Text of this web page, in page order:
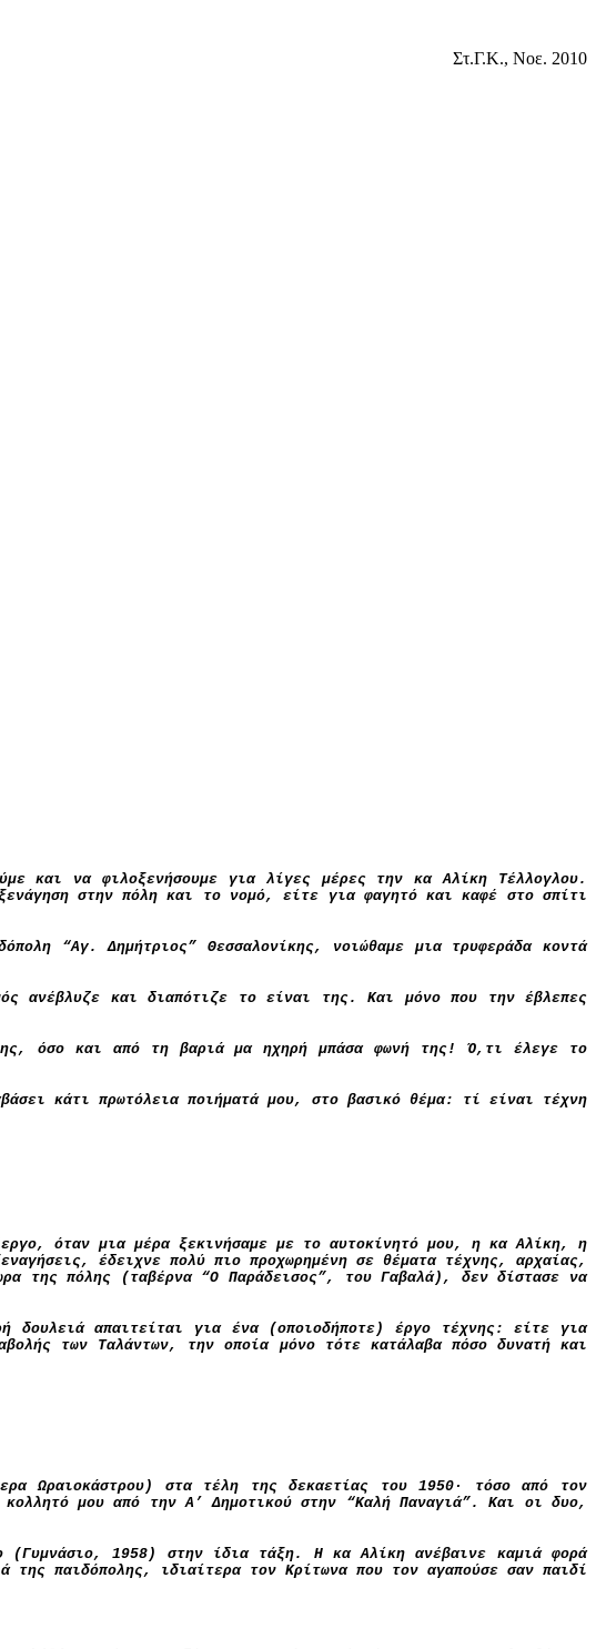
Στ.Γ.Κ., Νοε. 2010
και να φιλοξενήσουμε για λίγες μέρες την κα Αλίκη Τέλλογλου.
στην πόλη και το νομό, είτε για φαγητό και καφέ στο σπίτι
“Αγ. Δημήτριος” Θεσσαλονίκης, νοιώθαμε μια τρυφεράδα κοντά
ανέβλυζε και διαπότιζε το είναι της. Και μόνο που την έβλεπες
όσο και από τη βαριά μα ηχηρή μπάσα φωνή της! Ό,τι έλεγε το
κάτι πρωτόλεια ποιήματά μου, στο βασικό θέμα: τί είναι τέχνη
όταν μια μέρα ξεκινήσαμε με το αυτοκίνητό μου, η κα Αλίκη, η
έδειχνε πολύ πιο προχωρημένη σε θέματα τέχνης, αρχαίας,
της πόλης (ταβέρνα “Ο Παράδεισος”, του Γαβαλά), δεν δίστασε να
δουλειά απαιτείται για ένα (οποιοδήποτε) έργο τέχνης: είτε για
των Ταλάντων, την οποία μόνο τότε κατάλαβα πόσο δυνατή και
Ωραιοκάστρου) στα τέλη της δεκαετίας του 1950 ·
τόσο από τον
μου από την Α’ Δημοτικού στην “Καλή Παναγιά”. Και οι δυο,
(Γυμνάσιο, 1958) στην ίδια τάξη. Η κα Αλίκη ανέβαινε καμιά φορά
παιδόπολης, ιδιαίτερα τον Κρίτωνα που τον αγαπούσε σαν παιδί